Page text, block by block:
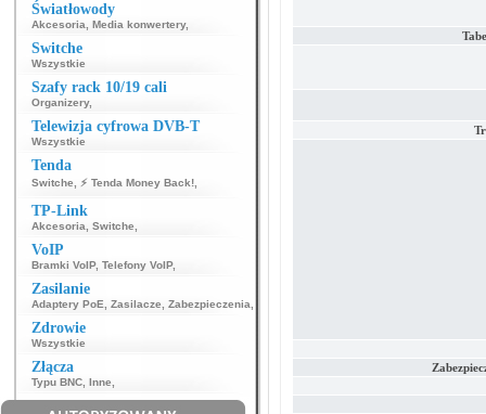
Światłowody
Akcesoria Media konwertery,
Switche
Wszystkie
Szafy rack 10/19 cali
Organizery,
Telewizja cyfrowa DVB-T
Wszystkie
Tenda
Switche ⚡ Tenda Money Back!
TP-Link
Akcesoria Switche
VoIP
Bramki VoIP, Telefony VoIP,
Zasilanie
Adaptery PoE Zasilacze Zabezpieczenia
Zdrowie
Wszystkie
Złącza
Typu BNC Inne